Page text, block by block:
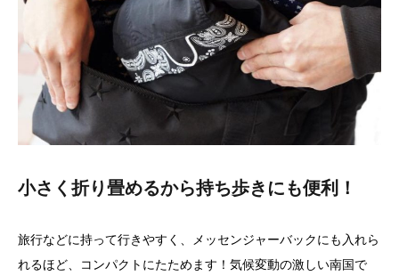
小さく折り畳めるから持ち歩きにも便利！
旅行などに持って行きやすく、メッセンジャーバックにも入れら
れるほど、コンパクトにたためます！気候変動の激しい南国で